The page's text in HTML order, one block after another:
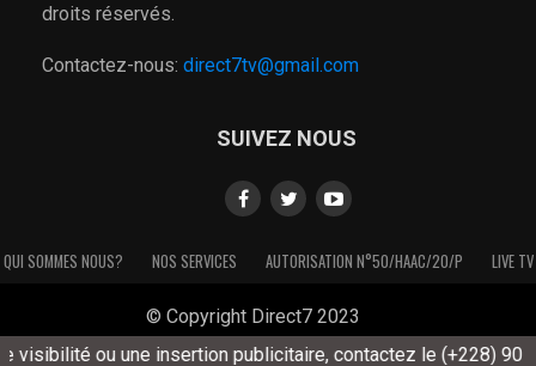
droits réservés.
Contactez-nous: direct7tv@gmail.com
SUIVEZ NOUS
QUI SOMMES NOUS? NOS SERVICES AUTORISATION N°50/HAAC/20/P LIVE TV
© Copyright Direct7 2023
ou une insertion publicitaire, contactez le (+228) 90 99